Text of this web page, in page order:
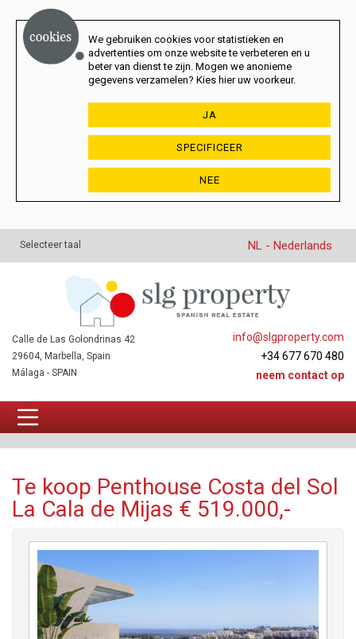
We gebruiken cookies voor statistieken en
advertenties om onze website te verbeteren en u
beter van dienst te zijn. Mogen we anonieme
gegevens verzamelen? Kies hier uw voorkeur.
JA
SPECIFICEER
NEE
Selecteer taal NL - Nederlands
info@slgproperty.com
+34 677 670 480
neem contact op
Calle de Las Golondrinas 42
29604, Marbella, Spain
Málaga - SPAIN
Te koop Penthouse Costa del Sol
La Cala de Mijas € 519.000,-